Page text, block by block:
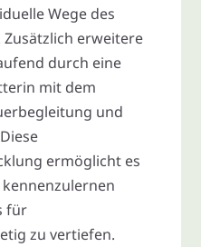
Wege des
erweitere
durch eine
mit dem
und
ermöglicht es
für
zu vertiefen.